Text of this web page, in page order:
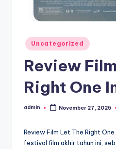
Posted
in
Uncategorized
Review
Right One
Posted
admin November 27, 2025
Review Film Let The Right
festival film akhir tahun ini,